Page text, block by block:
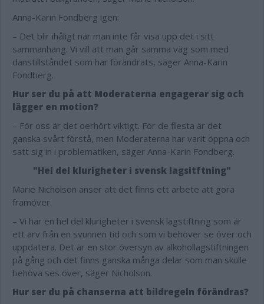
Anna-Karin Fondberg igen:
– Det blir ihåligt när man inte får visa upp det i sitt
sammanhang. Vi vill att man går samma väg som med
danstillståndet som har förändrats, säger Anna-Karin
Fondberg.
Hur ser du på att Moderaterna engagerar sig och
lägger en motion?
– För oss är det oerhört viktigt. För de flesta är det
ganska svårt förstå, men Moderaterna har varit öppna och
satt sig in i problematiken, säger Anna-Karin Fondberg.
"Hel del klurigheter i svensk lagsitftning"
Marie Nicholson anser att det finns ett arbete att göra
framöver.
– Vi har en hel del klurigheter i svensk lagstiftning som är
ett arv från en svunnen tid och som vi behöver se över och
uppdatera. Det är en stor översyn av alkohollagstiftningen
på gång och det finns ganska många delar som man skulle
behöva ses över, säger Nicholson.
Hur ser du på chanserna att bildregeln förändras?